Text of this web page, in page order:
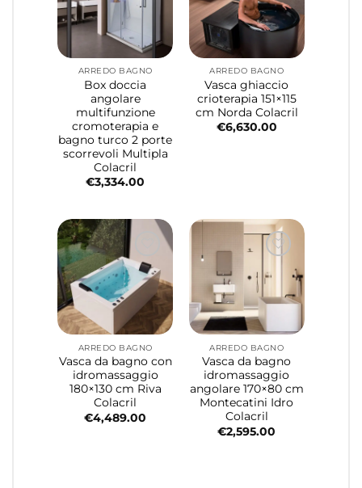
ARREDO BAGNO
Box doccia
angolare
multifunzione
cromoterapia e
bagno turco 2 porte
scorrevoli Multipla
Colacril
€3,334.00
ARREDO BAGNO
Vasca ghiaccio
crioterapia 151×115
cm Norda Colacril
€6,630.00
ARREDO BAGNO
Vasca da bagno con
idromassaggio
180×130 cm Riva
Colacril
€4,489.00
ARREDO BAGNO
Vasca da bagno
idromassaggio
angolare 170×80 cm
Montecatini Idro
Colacril
€2,595.00